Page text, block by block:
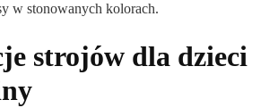
w stonowanych kolorach.
strojów dla dzieci